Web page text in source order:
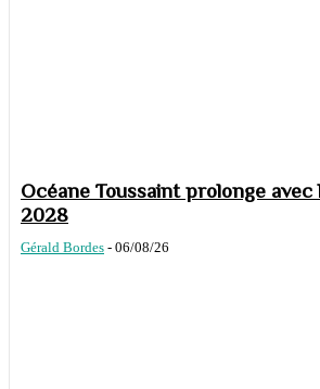
Océane Toussaint prolonge avec
2028
Gérald Bordes - 06/08/26